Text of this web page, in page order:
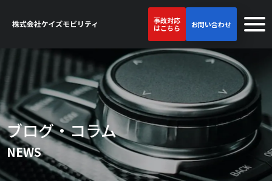
事故対応
はこちら
お問い合わせ
ブログ・コラム
NEWS